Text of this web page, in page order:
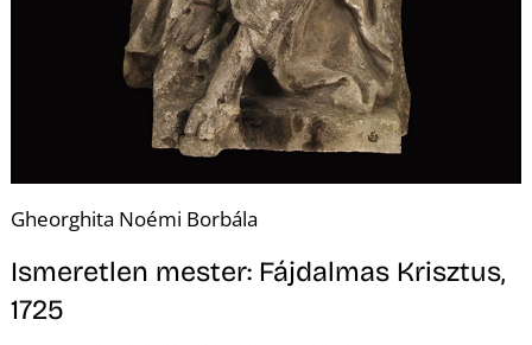
Gheorghita Noémi Borbála
Ismeretlen mester: Fájdalmas Krisztus,
1725